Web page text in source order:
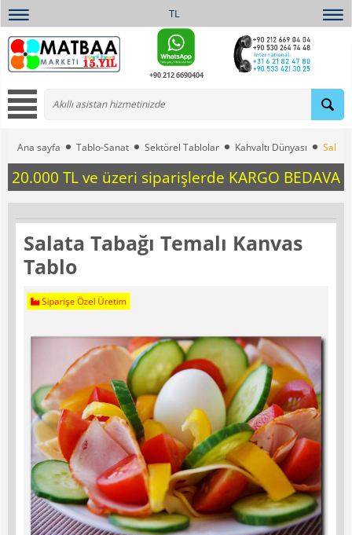
TL
+90 212 6690404
Ana sayfa Tablo-Sanat Sektörel Tablolar Kahvaltı Dünyası Salata
20.000 TL ve üzeri siparişlerde KARGO BEDAVA
Salata Tabağı Temalı Kanvas
Tablo
Siparişe Özel Üretim